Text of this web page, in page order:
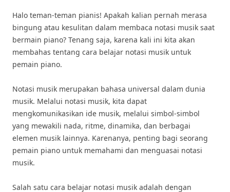
Halo teman-teman pianis! Apakah kalian pernah merasa
bingung atau kesulitan dalam membaca notasi musik saat
bermain piano? Tenang saja, karena kali ini kita akan
membahas tentang cara belajar notasi musik untuk
pemain piano.
Notasi musik merupakan bahasa universal dalam dunia
musik. Melalui notasi musik, kita dapat
mengkomunikasikan ide musik, melalui simbol-simbol
yang mewakili nada, ritme, dinamika, dan berbagai
elemen musik lainnya. Karenanya, penting bagi seorang
pemain piano untuk memahami dan menguasai notasi
musik.
Salah satu cara belajar notasi musik adalah dengan